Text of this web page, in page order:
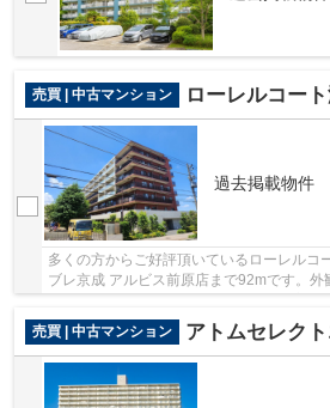
売買 | 中古マンション ローレルコー
過去掲載物件
多くの方からご好評頂いているローレルコ
ブレ京成 アルビス前原店まで92mです。
売買 | 中古マンション
アトムセレク